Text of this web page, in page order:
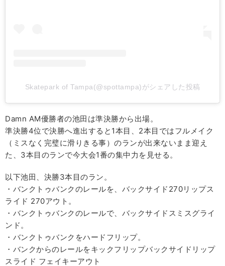
Skatepark of Tampa(@spottampa)がシェアした投稿
Damn AM優勝者の池田は準決勝から出場。
準決勝4位で決勝へ進出すると1本目、2本目ではフルメイク
（ミスなく完璧に滑りきる事）のランが出来ないまま迎え
た、3本目のランで今大会1番の集中力を見せる。
以下池田、決勝3本目のラン。
・バンクトゥバンクのレールを、バックサイド270リップス
ライド 270アウト。
・バンクトゥバンクのレールで、バックサイドスミスグライ
ンド。
・バンクトゥバンクをハードフリップ。
・バンクからのレールをキックフリップバックサイドリップ
スライド フェイキーアウト